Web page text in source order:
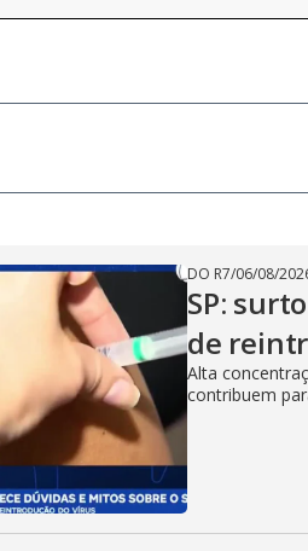
DO R7/06/08/
SP:
de
Alta
contribuem